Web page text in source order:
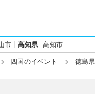
市 高知県 高知市
四国のイベント 徳島